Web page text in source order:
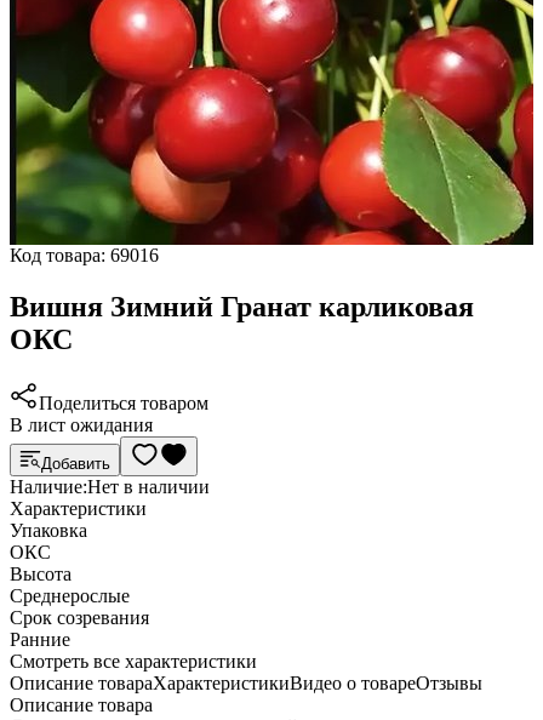
Код товара: 69016
Вишня Зимний Гранат карликовая
ОКС
Поделиться товаром
В лист ожидания
Добавить
Наличие:Нет в наличии
Характеристики
Упаковка
ОКС
Высота
Среднерослые
Срок созревания
Ранние
Cмотреть все характеристики
Описание товараХарактеристикиВидео о товареОтзывы
Описание товара